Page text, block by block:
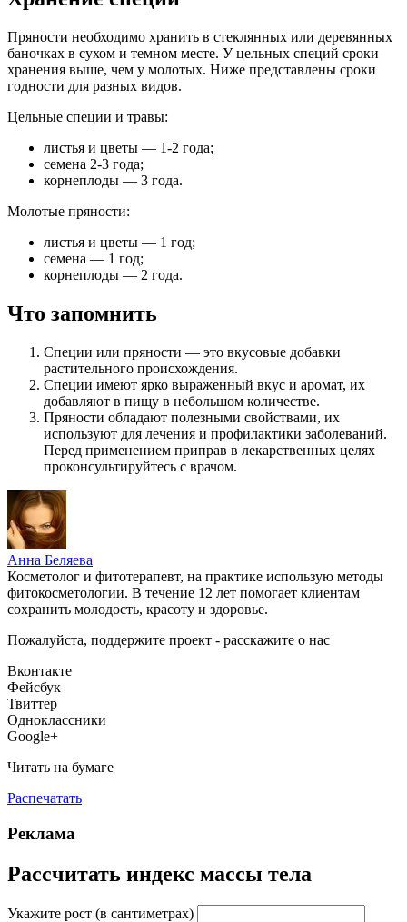
Пряности необходимо хранить в стеклянных или деревянных
баночках в сухом и темном месте. У цельных специй сроки
хранения выше, чем у молотых. Ниже представлены сроки
годности для разных видов.
Цельные специи и травы:
листья и цветы — 1-2 года;
семена 2-3 года;
корнеплоды — 3 года.
Молотые пряности:
листья и цветы — 1 год;
семена — 1 год;
корнеплоды — 2 года.
Что запомнить
Специи или пряности — это вкусовые добавки
растительного происхождения.
Специи имеют ярко выраженный вкус и аромат, их
добавляют в пищу в небольшом количестве.
Пряности обладают полезными свойствами, их
используют для лечения и профилактики заболеваний.
Перед применением приправ в лекарственных целях
проконсультируйтесь с врачом.
Анна Беляева
Косметолог и фитотерапевт, на практике использую методы
фитокосметологии. В течение 12 лет помогает клиентам
сохранить молодость, красоту и здоровье.
Пожалуйста, поддержите проект - расскажите о нас
Вконтакте
Фейсбук
Твиттер
Одноклассники
Google+
Читать на бумаге
Распечатать
Реклама
Рассчитать индекс массы тела
Укажите рост (в сантиметрах)